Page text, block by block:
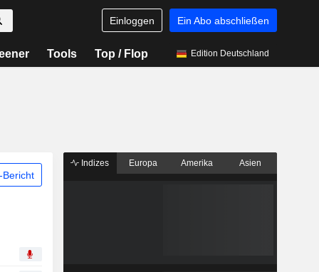
Einloggen Ein Abo abschließen
Tools Top / Flop Edition Deutschland
Bericht
Indizes Europa Amerika Asien